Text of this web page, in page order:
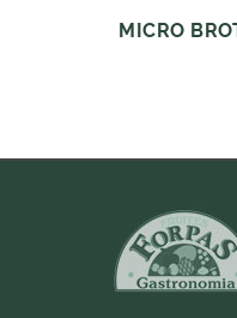
MICRO